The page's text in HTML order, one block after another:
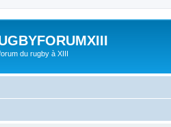
du rugby à XIII